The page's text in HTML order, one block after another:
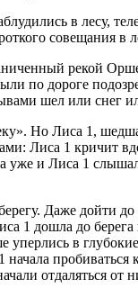
в лесу,
совещания в
рекой
по дороге
шел или снег
Но Лиса 1,
Лиса 1 кричит
уже и Лиса 1
Даже дойти до
1 дошла до
уперлись в
пробиваться
отдаляться от